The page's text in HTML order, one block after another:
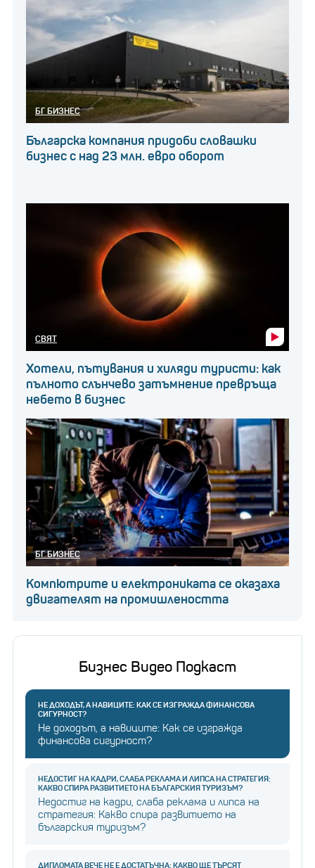
БГ БИЗНЕС
Българска компания придоби словашки
бизнес с над 23 млн. евро оборот
СВЯТ
Хотели, пътувания и хиляди туристи: как
пълното слънчево затъмнение превръща
небето в бизнес
БГ БИЗНЕС
Компютрите и електрониката се оказаха
двигателят на промишлеността
Бизнес Видео Подкаст
НЕ ДОХОДЪТ, А НАВИЦИТЕ: КАК СЕ ИЗГРАЖДА ФИНАНСОВА
СИГУРНОСТ?
Не доходът, а навиците: Как се изгражда
финансова сигурност?
НЕДОСТИГ НА КАДРИ, СЛАБА РЕКЛАМА И ЛИПСА НА СТРАТЕГИЯ:
КАКВО СПИРА РАЗВИТИЕТО НА БЪЛГАРСКИЯ ТУРИЗЪМ?
Недостиг на кадри, слаба реклама и липса на
стратегия: Какво спира развитието на
българския туризъм?
ДИПЛОМАТА ВЕЧЕ НЕ Е ДОСТАТЪЧНА: КАКВО ЩЕ ТЪРСЯТ